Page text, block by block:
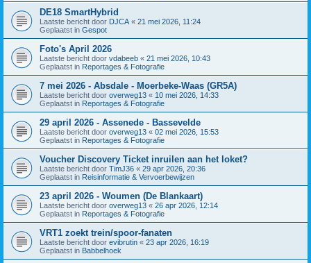
DE18 SmartHybrid
Laatste bericht door DJCA « 21 mei 2026, 11:24
Geplaatst in Gespot
Foto's April 2026
Laatste bericht door vdabeeb « 21 mei 2026, 10:43
Geplaatst in Reportages & Fotografie
7 mei 2026 - Absdale - Moerbeke-Waas (GR5A)
Laatste bericht door overweg13 « 10 mei 2026, 14:33
Geplaatst in Reportages & Fotografie
29 april 2026 - Assenede - Bassevelde
Laatste bericht door overweg13 « 02 mei 2026, 15:53
Geplaatst in Reportages & Fotografie
Voucher Discovery Ticket inruilen aan het loket?
Laatste bericht door TimJ36 « 29 apr 2026, 20:36
Geplaatst in Reisinformatie & Vervoerbewijzen
23 april 2026 - Woumen (De Blankaart)
Laatste bericht door overweg13 « 26 apr 2026, 12:14
Geplaatst in Reportages & Fotografie
VRT1 zoekt trein/spoor-fanaten
Laatste bericht door evibrutin « 23 apr 2026, 16:19
Geplaatst in Babbelhoek